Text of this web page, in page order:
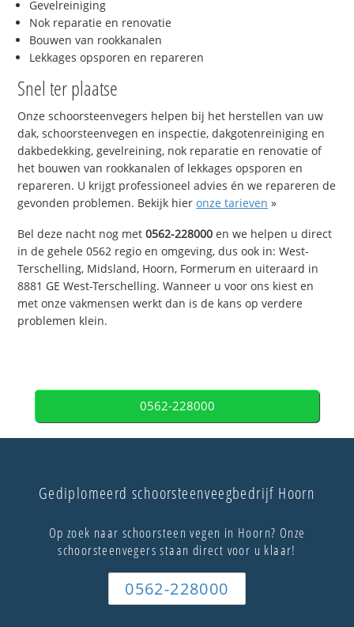
Gevelreiniging
Nok reparatie en renovatie
Bouwen van rookkanalen
Lekkages opsporen en repareren
Snel ter plaatse
Onze schoorsteenvegers helpen bij het herstellen van uw
dak, schoorsteenvegen en inspectie, dakgotenreiniging en
dakbedekking, gevelreining, nok reparatie en renovatie of
het bouwen van rookkanalen of lekkages opsporen en
repareren. U krijgt professioneel advies én we repareren de
gevonden problemen. Bekijk hieronze tarieven »
Bel deze nacht nog met0562-228000 en we helpen u direct
in de gehele 0562 regio en omgeving, dus ook in: West-
Terschelling, Midsland, Hoorn, Formerum en uiteraard in
8881 GE West-Terschelling. Wanneer u voor ons kiest en
met onze vakmensen werkt dan is de kans op verdere
problemen klein.
0562-228000
Gediplomeerd schoorsteenveegbedrijf Hoorn
Op zoek naar schoorsteen vegen in Hoorn? Onze
schoorsteenvegers staan direct voor u klaar!
0562-228000